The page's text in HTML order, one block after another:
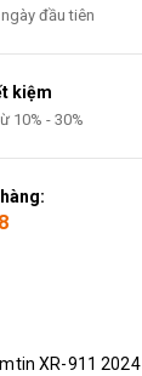
đầu tiên
kiệm
10% - 30%
XR-911 2024